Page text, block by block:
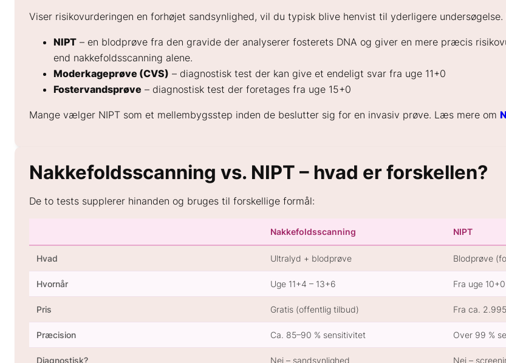
Viser risikovurderingen en forhøjet sandsynlighed, vil du typisk blive henvist til yderligere
NIPT – en blodprøve fra den gravide der analyserer fosterets DNA og giver en mere præcis
end nakkefoldsscanning alene.
Moderkageprøve (CVS) – diagnostisk test der kan give et endeligt svar fra uge 11+0
Fostervandsprøve – diagnostisk test der foretages fra uge 15+0
Mange vælger NIPT som et mellembygsstep inden de beslutter sig for en invasiv prøve. Læs mere om
Nakkefoldsscanning vs. NIPT – hvad er forskellen?
De to tests supplerer hinanden og bruges til forskellige formål:
Nakkefoldsscanning NIPT
Hvad Ultralyd + blodprøve Blodprøve
Hvornår Uge 11+4 – 13+6 Fra uge 10+0
Pris Gratis (offentlig tilbud) Fra ca.
Præcision Ca. 85–90 % sensitivitet Over 99 %
Diagnostisk? Nej – sandsynlighed Nej –